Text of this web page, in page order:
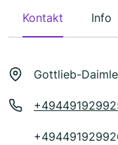
Kontakt Info
Gottlieb-